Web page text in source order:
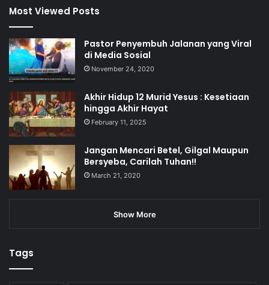
Most Viewed Posts
Pastor Penyembuh Jalanan yang Viral
di Media Sosial
November 24, 2020
Akhir Hidup 12 Murid Yesus : Kesetiaan
hingga Akhir Hayat
February 11, 2025
Jangan Mencari Betel, Gilgal Maupun
Bersyeba, Carilah Tuhan!!
March 21, 2020
Show More
Tags